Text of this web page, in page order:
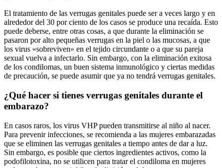
El tratamiento de las verrugas genitales puede ser a veces largo y en
alrededor del 30 por ciento de los casos se produce una recaída. Esto
puede deberse, entre otras cosas, a que durante la eliminación se
pasaron por alto pequeñas verrugas en la piel o las mucosas, a que
los virus «sobreviven» en el tejido circundante o a que su pareja
sexual vuelva a infectarlo. Sin embargo, con la eliminación exitosa
de los condilomas, un buen sistema inmunológico y ciertas medidas
de precaución, se puede asumir que ya no tendrá verrugas genitales.
¿Qué hacer si tienes verrugas genitales durante el
embarazo?
En casos raros, los virus VHP pueden transmitirse al niño al nacer.
Para prevenir infecciones, se recomienda a las mujeres embarazadas
que se eliminen las verrugas genitales a tiempo antes de dar a luz.
Sin embargo, es posible que ciertos ingredientes activos, como la
podofilotoxina, no se utilicen para tratar el condiloma en mujeres